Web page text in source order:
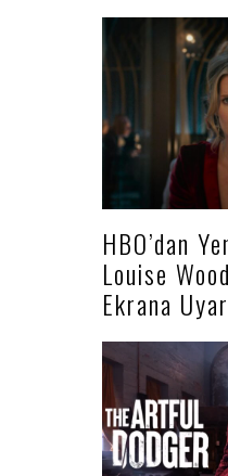
HBO’dan
Louise
Ekrana